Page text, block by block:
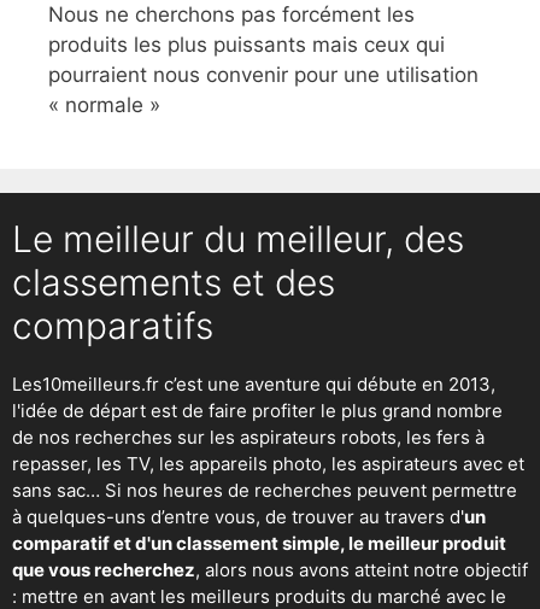
Nous ne cherchons pas forcément les
produits les plus puissants mais ceux qui
pourraient nous convenir pour une utilisation
« normale »
Le meilleur du meilleur, des
classements et des
comparatifs
Les10meilleurs.fr c’est une aventure qui débute en 2013,
l'idée de départ est de faire profiter le plus grand nombre
de nos recherches sur les aspirateurs robots, les fers à
repasser, les TV, les appareils photo, les aspirateurs avec et
sans sac… Si nos heures de recherches peuvent permettre
à quelques-uns d’entre vous, de trouver au travers d'un
comparatif et d'un classement simple, le meilleur produit
que vous recherchez, alors nous avons atteint notre objectif
: mettre en avant les meilleurs produits du marché avec le